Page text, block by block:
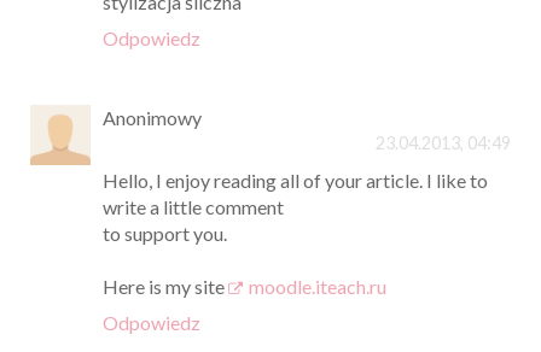
Odpowiedz
Anonimowy
23.04.2013, 04:49
Hello, I enjoy reading all of your article. I like to
write a little comment
to support you.
Here is my site
moodle.iteach.ru
Odpowiedz